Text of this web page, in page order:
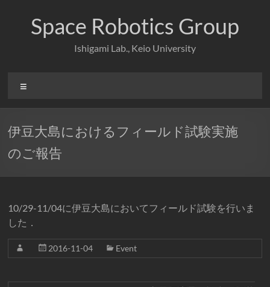
Space Robotics Group
Ishigami Lab., Keio University
ー
伊豆大島におけるフィールド試験実施
のご報告
10/29-11/04に伊豆大島においてフィールド試験を行いま
した．
2016-11-04 Event